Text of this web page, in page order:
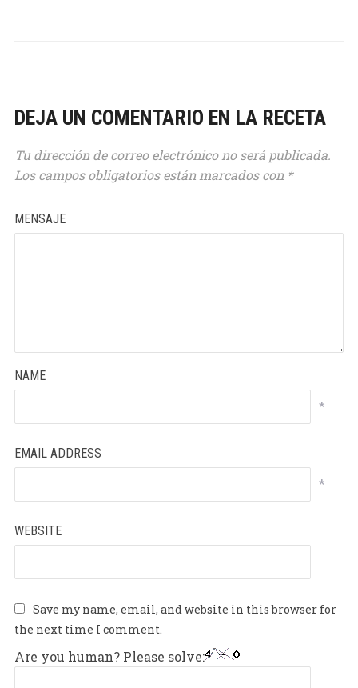
DEJA UN COMENTARIO EN LA RECETA
Tu dirección de correo electrónico no será publicada.
Los campos obligatorios están marcados con *
MENSAJE
NAME
*
EMAIL ADDRESS
*
WEBSITE
Save my name, email, and website in this browser for
the next time I comment.
Are you human? Please solve: